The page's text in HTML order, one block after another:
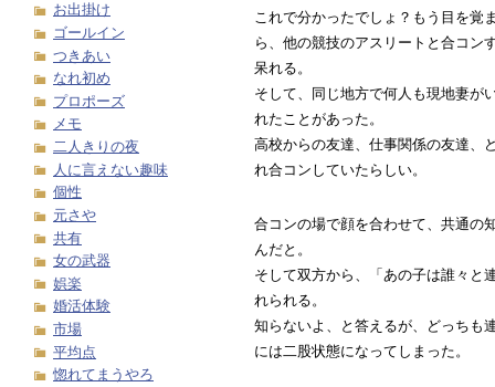
これで分かったでしょ？もう目を覚
ら、他の競技のアスリートと合コン
呆れる。
そして、同じ地方で何人も現地妻が
れたことがあった。
高校からの友達、仕事関係の友達、
れ合コンしていたらしい。
合コンの場で顔を合わせて、共通の
んだと。
そして双方から、「あの子は誰々と
れられる。
知らないよ、と答えるが、どっちも
には二股状態になってしまった。
お出掛け
ゴールイン
つきあい
なれ初め
プロポーズ
メモ
二人きりの夜
人に言えない趣味
個性
元さや
共有
女の武器
娯楽
婚活体験
市場
平均点
惚れてまうやろ